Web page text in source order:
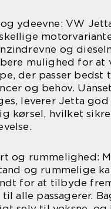
ydeevne: VW
og
mulighed for at
der passer bedst
og behov.
leverer Jetta god
kørsel, hvilket
og rummelighed:
og rummelige
for at tilbyde
alle passagerer.